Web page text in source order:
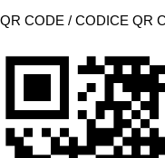
QR CODE / CODICE QR